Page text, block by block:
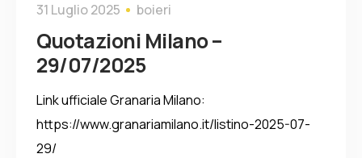
31 Luglio 2025 boieri
Quotazioni Milano –
29/07/2025
Link ufficiale Granaria Milano:
https://www.granariamilano.it/listino-2025-07-
29/